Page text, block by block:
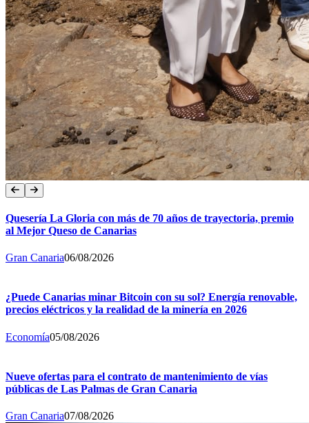
Quesería La Gloria con más de 70 años de trayectoria, premio
al Mejor Queso de Canarias
Gran Canaria06/08/2026
¿Puede Canarias minar Bitcoin con su sol? Energía renovable,
precios eléctricos y la realidad de la minería en 2026
Economía05/08/2026
Nueve ofertas para el contrato de mantenimiento de vías
públicas de Las Palmas de Gran Canaria
Gran Canaria07/08/2026